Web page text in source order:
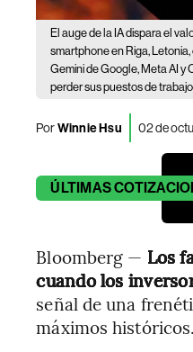
El auge de la IA dispara el
smartphone en Riga,
Gemini de Google, Meta AI y
perder sus puestos de
PorWinnie Hsu 02 de
ÚLTIMAS
Bloomberg — Los
cuando los
señal de una
máximos históricos.